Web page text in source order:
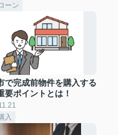
ーン
で完成前物件を購入する
要ポイントとは！
入